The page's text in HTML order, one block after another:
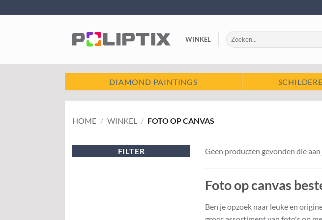
naar
WINKEL
Zoeken
naar:
DIAMOND PAINTINGS
HOME / WINKEL / FOTO OP CANVAS
FILTER Geen producten gevonden die
Foto op canvas
Ben je opzoek naar leuke en